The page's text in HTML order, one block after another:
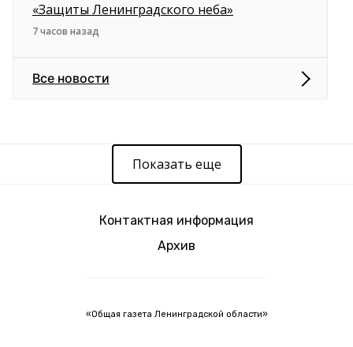
«Защиты Ленинградского неба»
7 часов назад
Все новости
Показать еще
Контактная информация
Архив
«Общая газета Ленинградской области»